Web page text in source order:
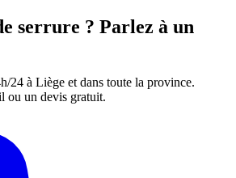
serrure ? Parlez à un
24 à Liège et dans toute la province.
ou un devis gratuit.